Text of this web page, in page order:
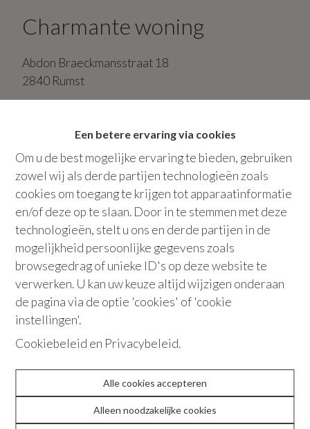
Een betere ervaring via cookies
Om u de best mogelijke ervaring te bieden, gebruiken
zowel wij als derde partijen technologieën zoals
cookies om toegang te krijgen tot apparaatinformatie
en/of deze op te slaan. Door in te stemmen met deze
technologieën, stelt u ons en derde partijen in de
mogelijkheid persoonlijke gegevens zoals
browsegedrag of unieke ID's op deze website te
verwerken. U kan uw keuze altijd wijzigen onderaan
de pagina via de optie 'cookies' of 'cookie
instellingen'.
Cookiebeleid en Privacybeleid.
Alle cookies accepteren
Alleen noodzakelijke cookies
Charmante woning
Abdon Braeckmansstraat 18
2840 Rumst
badkamers
Bew. opp.:156 m²
Grondopp.: 198 m²
Terras tuin
+32 486 36 21 10
In deze hartverwarmende familiestek
geniet je binnenshuis van alle comfort en
buitenhuis van de kindvriendelijke
omgeving dichtbij water en natuur.
Dit comfy-charmante thuis voldoet aan alle